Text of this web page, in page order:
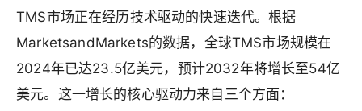
TMS市场正在经历技术驱动的快速迭代。根据
MarketsandMarkets的数据，全球TMS市场规模在
2024年已达23.5亿美元，预计2032年将增长至54亿
美元。这一增长的核心驱动力来自三个方面：